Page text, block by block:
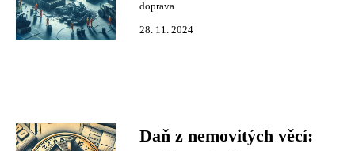
doprava
28. 11. 2024
Daň z nemovitých věcí: